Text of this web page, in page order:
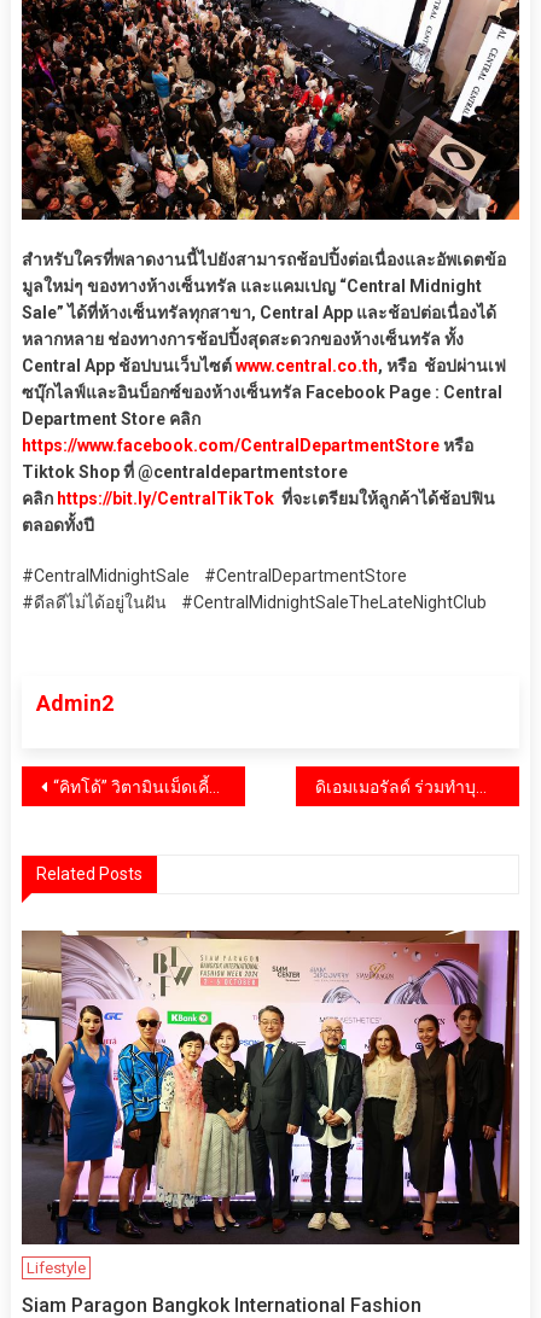
สำหรับใครที่พลาดงานนี้ไปยังสามารถช้อปปิ้งต่อเนื่องและอัพเดตข้อ
มูลใหม่ๆ ของทางห้างเซ็นทรัล และแคมเปญ “Central Midnight
Sale” ได้ที่ห้างเซ็นทรัลทุกสาขา, Central App และช้อปต่อเนื่องได้
หลากหลาย ช่องทางการช้อปปิ้งสุดสะดวกของห้างเซ็นทรัล ทั้ง
Central App ช้อปบนเว็บไซต์www.central.co.th, หรือ ช้อปผ่านเฟ
ซบุ๊กไลฟ์และอินบ็อกซ์ของห้างเซ็นทรัล Facebook Page : Central
Department Store คลิก
https://www.facebook.com/CentralDepartmentStoreหรือ
Tiktok Shop ที่ @centraldepartmentstore
คลิก https://bit.ly/CentralTikTokที่จะเตรียมให้ลูกค้าได้ช้อปฟิน
ตลอดทั้งปี
#CentralMidnightSale #CentralDepartmentStore
#ดีลดีไม่ได้อยู่ในฝัน #CentralMidnightSaleTheLateNightClub
Admin2
แนะแนว
“คิทโด้” วิตามินเม็ดเคี้ยว 2 สูตร 2 รส เติมพลังสมองและความสดชื่น เพื่อน้องๆ หนูๆ โปรสุดคุ้ม 1 ฟรี 1 ซอง ที่เซเว่น อีเลฟเว่น ทุกสาขา
Related Posts
Lifestyle
Siam Paragon Bangkok International Fashion